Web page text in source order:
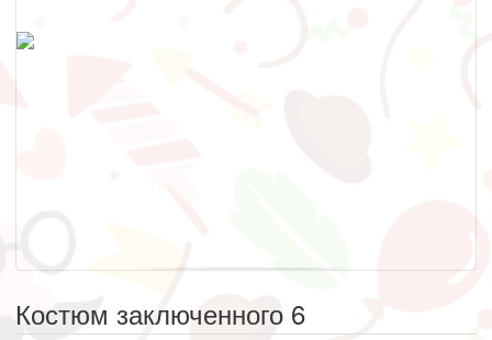
Костюм заключенного 6